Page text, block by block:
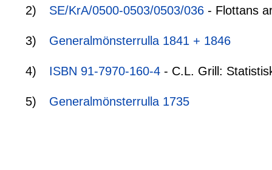
2) SE/KrA/0500-0503/0503/036 - Flottans
3) Generalmönsterrulla 1841 + 1846
4) ISBN 91-7970-160-4 - C.L. Grill:
5) Generalmönsterrulla 1735